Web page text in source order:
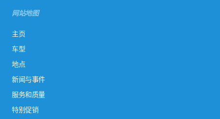
网站地图
主页
车型
地点
新闻与事件
服务和质量
特别促销